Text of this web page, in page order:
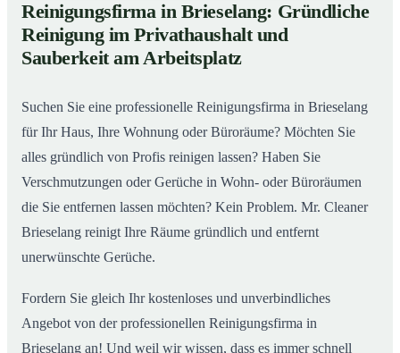
01Reinigungsfirma in Brieselang: Gründliche Reinigung
im Privathaushalt und Sauberkeit am Arbeitsplatz
02 So arbeitet eine Reinigungsfirma in Brieselang
Reinigungsfirma in Brieselang: Gründliche
Reinigung im Privathaushalt und
Sauberkeit am Arbeitsplatz
Suchen Sie eine professionelle Reinigungsfirma in Brieselang
für Ihr Haus, Ihre Wohnung oder Büroräume? Möchten Sie
alles gründlich von Profis reinigen lassen? Haben Sie
Verschmutzungen oder Gerüche in Wohn- oder Büroräumen
die Sie entfernen lassen möchten? Kein Problem. Mr. Cleaner
Brieselang reinigt Ihre Räume gründlich und entfernt
unerwünschte Gerüche.
Fordern Sie gleich Ihr kostenloses und unverbindliches
Angebot von der professionellen Reinigungsfirma in
Brieselang an! Und weil wir wissen, dass es immer schnell